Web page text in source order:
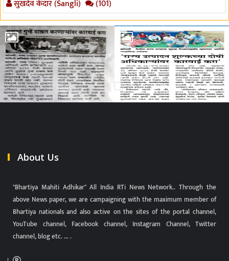
सुखदेव केदार (Sangli) (101)
About Us
"Bhartiya Mahiti Adhikar" All India RTi News Network.. Through the
above News paper, we are campaigning with the maximum member of
Bhartiya nationals and also active on the sites of the portal channel,
YouTube channel, Facebook channel, Instagram Channel, Twitter
channel, blog etc. ... .